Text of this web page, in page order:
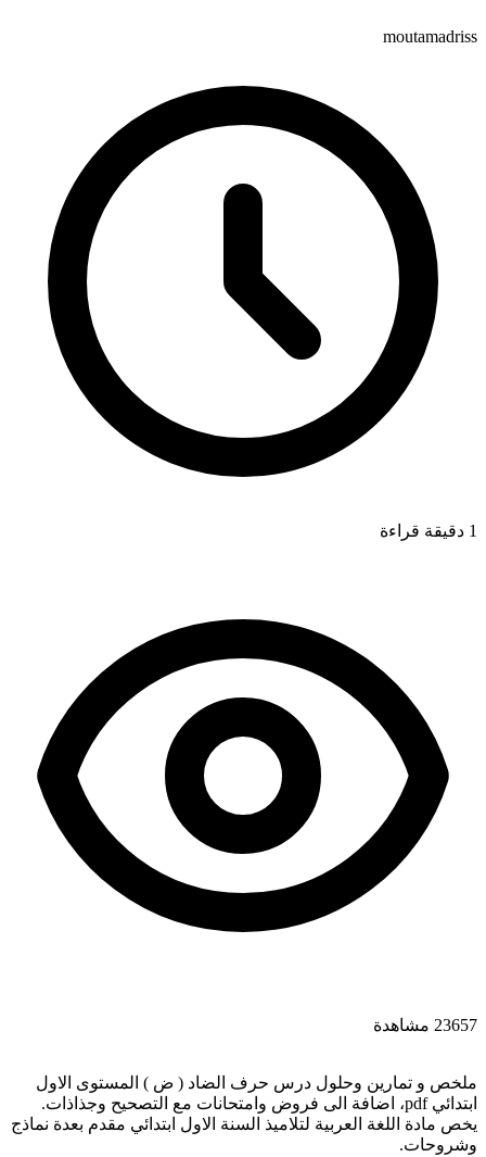
moutamadriss
1 دقيقة قراءة
23657 مشاهدة
ملخص و تمارين وحلول درس حرف الضاد ( ض ) المستوى الاول
ابتدائي pdf، اضافة الى فروض وامتحانات مع التصحيح وجذاذات.
يخص مادة اللغة العربية لتلاميذ السنة الاول ابتدائي مقدم بعدة نماذج
وشروحات.